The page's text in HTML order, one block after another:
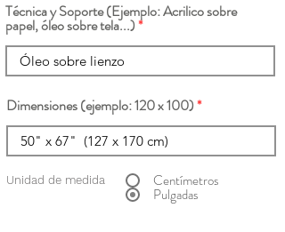
Técnica y Soporte (Ejemplo: Acrilico sobre
papel, óleo sobre tela...)
Dimensiones (ejemplo: 120 x 100)
Unidad de medida Centímetros
Pulgadas